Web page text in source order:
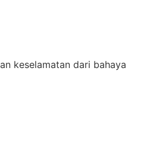
keselamatan dari bahaya